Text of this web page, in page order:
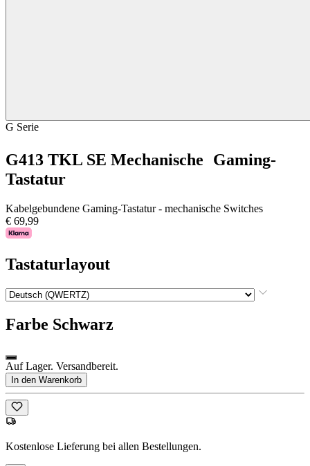
G Serie
G413 TKL SE Mechanische Gaming-
Tastatur
Kabelgebundene Gaming-Tastatur - mechanische Switches
€ 69,99
Tastaturlayout
Farbe Schwarz
Auf Lager. Versandbereit.
In den Warenkorb
Kostenlose Lieferung bei allen Bestellungen.